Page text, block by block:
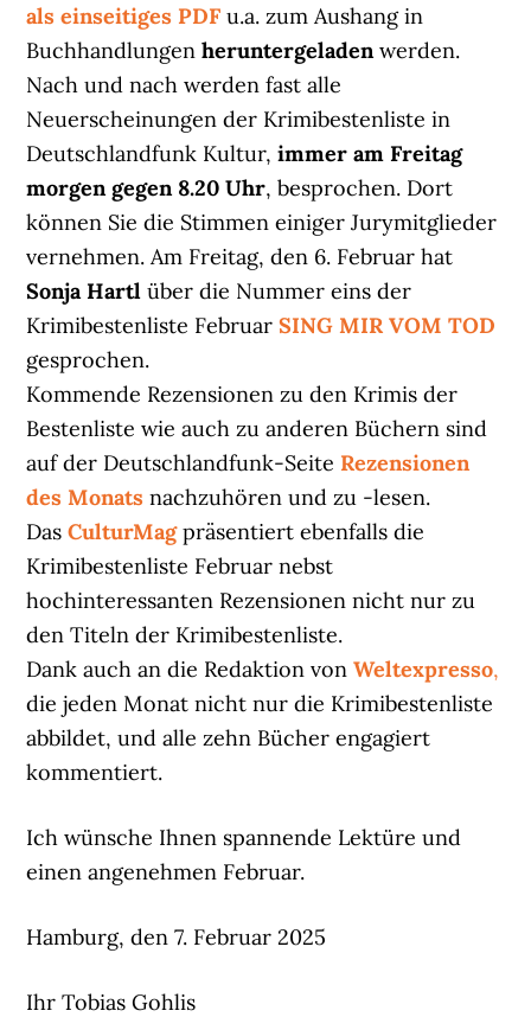
als einseitiges PDF u.a. zum Aushang in
Buchhandlungenheruntergeladenwerden.
Nach und nach werden fast alle
Neuerscheinungen der Krimibestenliste in
Deutschlandfunk Kultur,immer am Freitag
morgen gegen 8.20 Uhr, besprochen. Dort
können Sie die Stimmen einiger Jurymitglieder
vernehmen. Am Freitag, den 6. Februar hat
Sonja Hartl über die Nummer eins der
Krimibestenliste FebruarSING MIR VOM TOD
gesprochen.
Kommende Rezensionen zu den Krimis der
Bestenliste wie auch zu anderen Büchern sind
auf der Deutschlandfunk-Seite Rezensionen
des Monats nachzuhören und zu -lesen.
DasCulturMagpräsentiert ebenfalls die
Krimibestenliste Februar nebst
hochinteressanten Rezensionen nicht nur zu
den Titeln der Krimibestenliste.
Dank auch an die Redaktion vonWeltexpresso,
die jeden Monat nicht nur die Krimibestenliste
abbildet, und alle zehn Bücher engagiert
kommentiert.
Ich wünsche Ihnen spannende Lektüre und
einen angenehmen Februar.
Hamburg, den 7. Februar 2025
Ihr Tobias Gohlis